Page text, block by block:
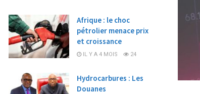
Afrique : le choc
pétrolier menace prix
et croissance
IL Y A 4 MOIS 24
Hydrocarbures : Les
Douanes